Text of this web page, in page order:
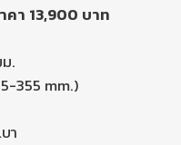
คา 13,900 บาท
.
355 mm.)
า